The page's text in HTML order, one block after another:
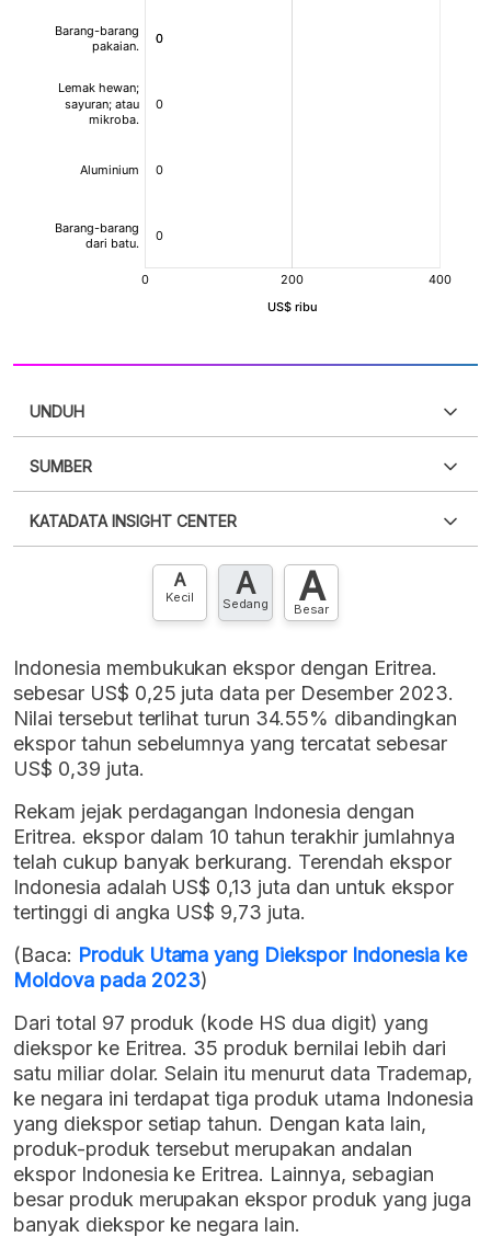
UNDUH
XLS
SUMBER
punya akun?Silakan Daftar sekarang
KATADATA INSIGHT CENTER
Hubungi sekarang »
A
Kecil A
Sedang A
Besar
Indonesia membukukan ekspor dengan Eritrea.
sebesar US$ 0,25 juta data per Desember 2023.
Nilai tersebut terlihat turun 34.55% dibandingkan
ekspor tahun sebelumnya yang tercatat sebesar
US$ 0,39 juta.
Rekam jejak perdagangan Indonesia dengan
Eritrea. ekspor dalam 10 tahun terakhir jumlahnya
telah cukup banyak berkurang. Terendah ekspor
Indonesia adalah US$ 0,13 juta dan untuk ekspor
tertinggi di angka US$ 9,73 juta.
(Baca: Produk Utama yang Diekspor Indonesia ke
Moldova pada 2023)
Dari total 97 produk (kode HS dua digit) yang
diekspor ke Eritrea. 35 produk bernilai lebih dari
satu miliar dolar. Selain itu menurut data Trademap,
ke negara ini terdapat tiga produk utama Indonesia
yang diekspor setiap tahun. Dengan kata lain,
produk-produk tersebut merupakan andalan
ekspor Indonesia ke Eritrea. Lainnya, sebagian
besar produk merupakan ekspor produk yang juga
banyak diekspor ke negara lain.